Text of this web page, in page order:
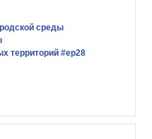
среды
территорий #ер28